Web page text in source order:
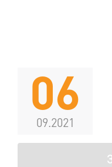
06
09.2021